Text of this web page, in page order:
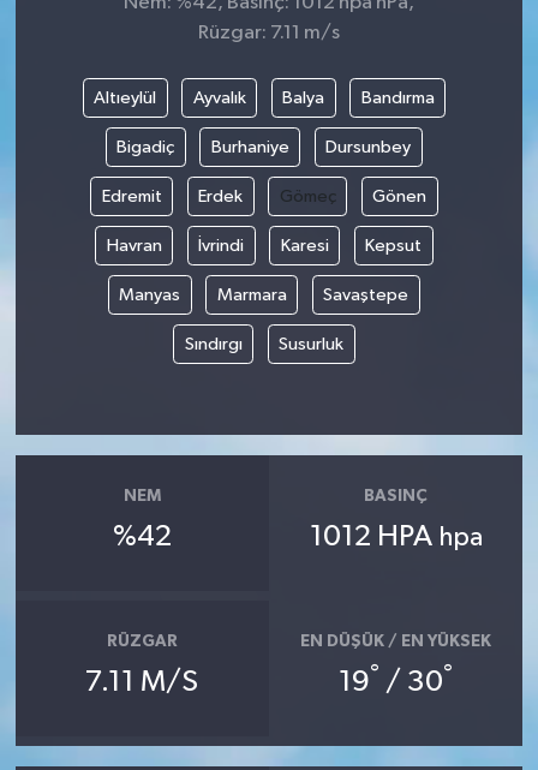
Rüzgar: 7.11 m/s
Altıeylül Ayvalık Balya Bandırma
Bigadiç Burhaniye Dursunbey
Edremit Erdek Gömeç Gönen
Havran İvrindi Karesi Kepsut
Manyas Marmara Savaştepe
Sındırgı Susurluk
NEM
%42
BASINÇ
1012 HPA hpa
RÜZGAR
7.11 M/S
EN DÜŞÜK / EN YÜKSEK
19° / 30°
Yaşam
Yurttan